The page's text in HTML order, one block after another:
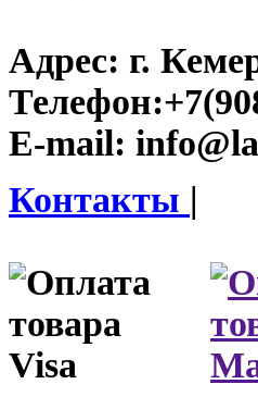
Адрес: г.
Телефон:
E-mail:
Контакты |